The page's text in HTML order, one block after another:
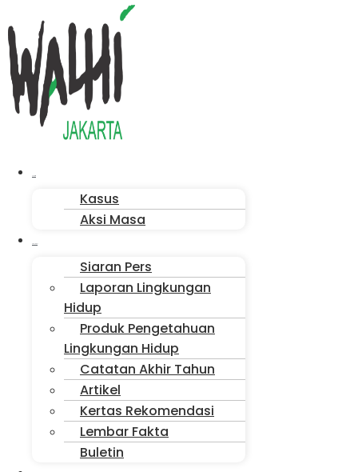
Menu
Kasus
Aksi Masa
Siaran Pers
Laporan Lingkungan
Hidup
Produk Pengetahuan
Lingkungan Hidup
Catatan Akhir Tahun
Artikel
Kertas Rekomendasi
Lembar Fakta
Buletin